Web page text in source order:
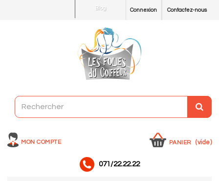
Contactez-nous
Connexion
Blog
MON COMPTE PANIER (vide)
071/22.22.22